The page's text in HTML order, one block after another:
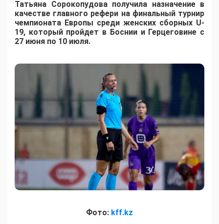
Татьяна Сорокопудова получила назначение в
качестве главного рефери на финальный турнир
чемпионата Европы среди женских сборных U-
19, который пройдет в Боснии и Герцеговине с
27 июня по 10 июля.
Фото: kff.kz